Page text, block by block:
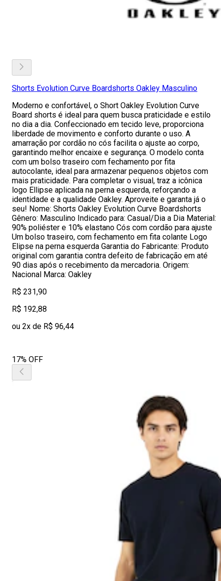
Shorts Evolution Curve Boardshorts Oakley Masculino
Moderno e confortável, o Short Oakley Evolution Curve
Board shorts é ideal para quem busca praticidade e estilo
no dia a dia. Confeccionado em tecido leve, proporciona
liberdade de movimento e conforto durante o uso. A
amarração por cordão no cós facilita o ajuste ao corpo,
garantindo melhor encaixe e segurança. O modelo conta
com um bolso traseiro com fechamento por fita
autocolante, ideal para armazenar pequenos objetos com
mais praticidade. Para completar o visual, traz a icônica
logo Ellipse aplicada na perna esquerda, reforçando a
identidade e a qualidade Oakley. Aproveite e garanta já o
seu! Nome: Shorts Oakley Evolution Curve Boardshorts
Gênero: Masculino Indicado para: Casual/Dia a Dia Material:
90% poliéster e 10% elastano Cós com cordão para ajuste
Um bolso traseiro, com fechamento em fita colante Logo
Elipse na perna esquerda Garantia do Fabricante: Produto
original com garantia contra defeito de fabricação em até
90 dias após o recebimento da mercadoria. Origem:
Nacional Marca: Oakley
R$ 231,90
R$ 192,88
ou 2x de R$ 96,44
17% OFF